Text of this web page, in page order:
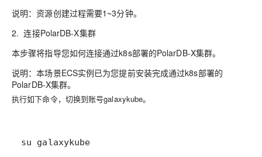
说明：资源创建过程需要1~3分钟。
2. 连接PolarDB-X集群
本步骤将指导您如何连接通过k8s部署的PolarDB-X集群。
说明：本场景ECS实例已为您提前安装完成通过k8s部署的
PolarDB-X集群。
执行如下命令，切换到账号galaxykube。
su galaxykube